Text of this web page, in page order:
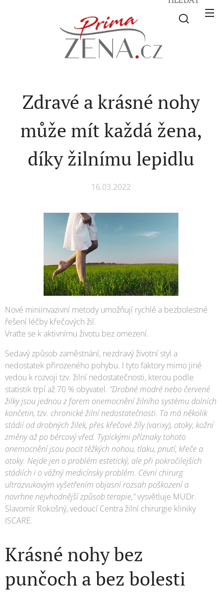
Zdravé a krásné nohy
může mít každá žena,
díky žilnímu lepidlu
16.03.2022
Nové miniinvazivní metody umožňují rychlé a bezbolestné
řešení léčby křečových žil.
Vraťte se k aktivnímu životu bez omezení.
Sedavý způsob zaměstnání, nezdravý životní styl a
nedostatek přirozeného pohybu. I tyto faktory mimo jiné
vedou k rozvoji tzv. žilní nedostatečnosti, kterou podle
statistik trpí až 70 % obyvatel. "Drobné modré nebo červené
žilky jsou jednou z forem onemocnění žilního systému dolních
končetin, tzv. chronické žilní nedostatečnosti. Ta má několik
stádií od drobných žilek, přes křečové žíly (varixy), otoky, kožní
změny až po bércový vřed. Typickými příznaky tohoto
onemocnění jsou pocit těžkých nohou, tlaku, pnutí, křeče a
otoky. Nejde jen o problém estetický, ale při pokročilejších
stádiích i o vážný medicínsky problém. Cévní chirurg
ultrazvukovým vyšetřením objasní rozsah poškození a
navrhne nejvhodnější způsob terapie,"vysvětluje MUDr.
Slavomír Rokošný, vedoucí Centra žilní chirurgie kliniky
ISCARE.
Krásné nohy bez
punčoch a bez bolesti